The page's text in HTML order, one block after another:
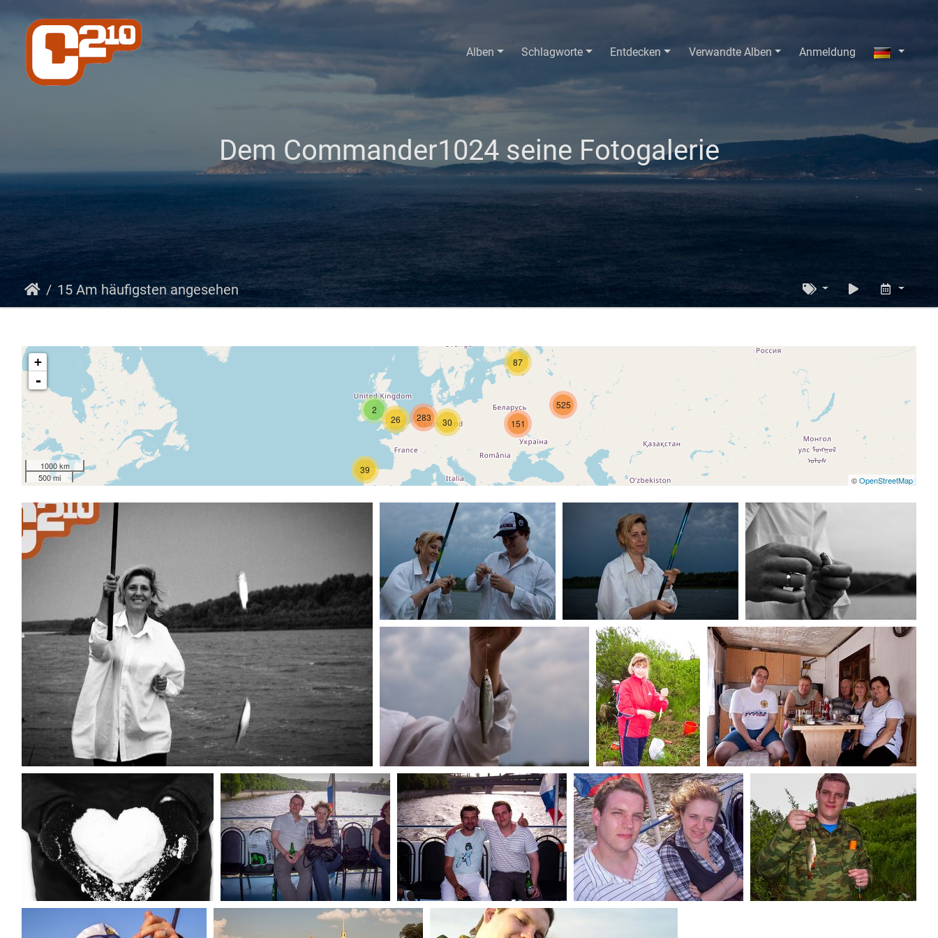
Alben Schlagworte Entdecken Verwandte Alben Anmeldung
Dem Commander1024 seine Fotogalerie
15 Am häufigsten angesehen
2
39
30
26 283
151
525
87
+
-
1000 km
500 mi
©OpenStreetMap
(123332) MG 3820
(120789) MG 3827 (118918) MG 3828 (114761) MG 3811
(103400) MG 3816 (93009) 100 6464 (84854) MG 2901
(67359) MG 7730 (67164) 100 6832 (64170) 100 6825